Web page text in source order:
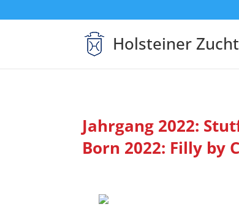
Holsteiner
Jahrgang 2022:
Born 2022: Filly by